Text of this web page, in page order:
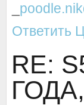
Ответить
RE: